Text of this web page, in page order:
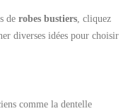
de robes bustiers, cliquez
diverses idées pour choisir
comme la dentelle